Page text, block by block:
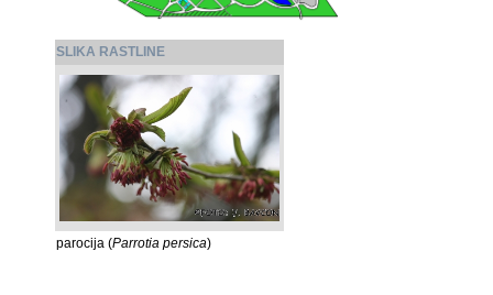
SLIKA RASTLINE
parocija (Parrotia persica)